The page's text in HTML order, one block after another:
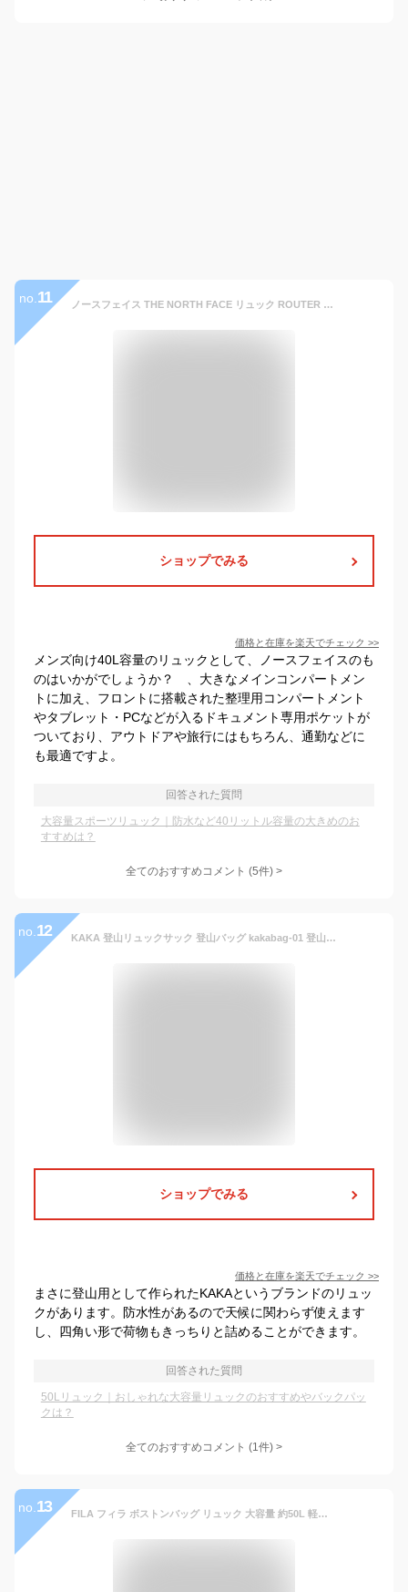
no. 11 ノースフェイス THE NORTH FACE リュック ROUTER ルーター ブラック 大容量40Lバックパック メンズ 父の日 2025 レディース NF0A52SF
ショップでみる
価格と在庫を楽天でチェック >>
メンズ向け40L容量のリュックとして、ノースフェイスのも
のはいかがでしょうか？ 、大きなメインコンパートメン
トに加え、フロントに搭載された整理用コンパートメント
やタブレット・PCなどが入るドキュメント専用ポケットが
ついており、アウトドアや旅行にはもちろん、通勤などに
も最適ですよ。
回答された質問
大容量スポーツリュック｜防水など40リットル容量の大きめのお
すすめは？
全てのおすすめコメント (5件) >
no. 12 KAKA 登山リュックサック 登山バッグ kakabag-01 登山 リュック ザック バックパック 50L大容量リュックサック 3Way 多機能 メンズ レディース 大型 登山用ザック ト 防水 撥水鞄 スポーツアウトドア レッキングパック 登山リュック 通勤 通学 遠足 旅行 登山 防災 人気
ショップでみる
価格と在庫を楽天でチェック >>
まさに登山用として作られたKAKAというブランドのリュッ
クがあります。防水性があるので天候に関わらず使えます
し、四角い形で荷物もきっちりと詰めることができます。
回答された質問
50Lリュック｜おしゃれな大容量リュックのおすすめやバックパッ
クは？
全てのおすすめコメント (1件) >
no. 13 FILA フィラ ボストンバッグ リュック 大容量 約50L 軽い ショルダーバッグ 3way 修学旅行 バッグ 林間学校 メンズ レディース 部活 合宿 キャンプ 1〜2泊 男子 女子 おしゃれ 小学生 中学生 高校生 大人 スポーツバッグ ブランド ロゴ 黒 outfit別注